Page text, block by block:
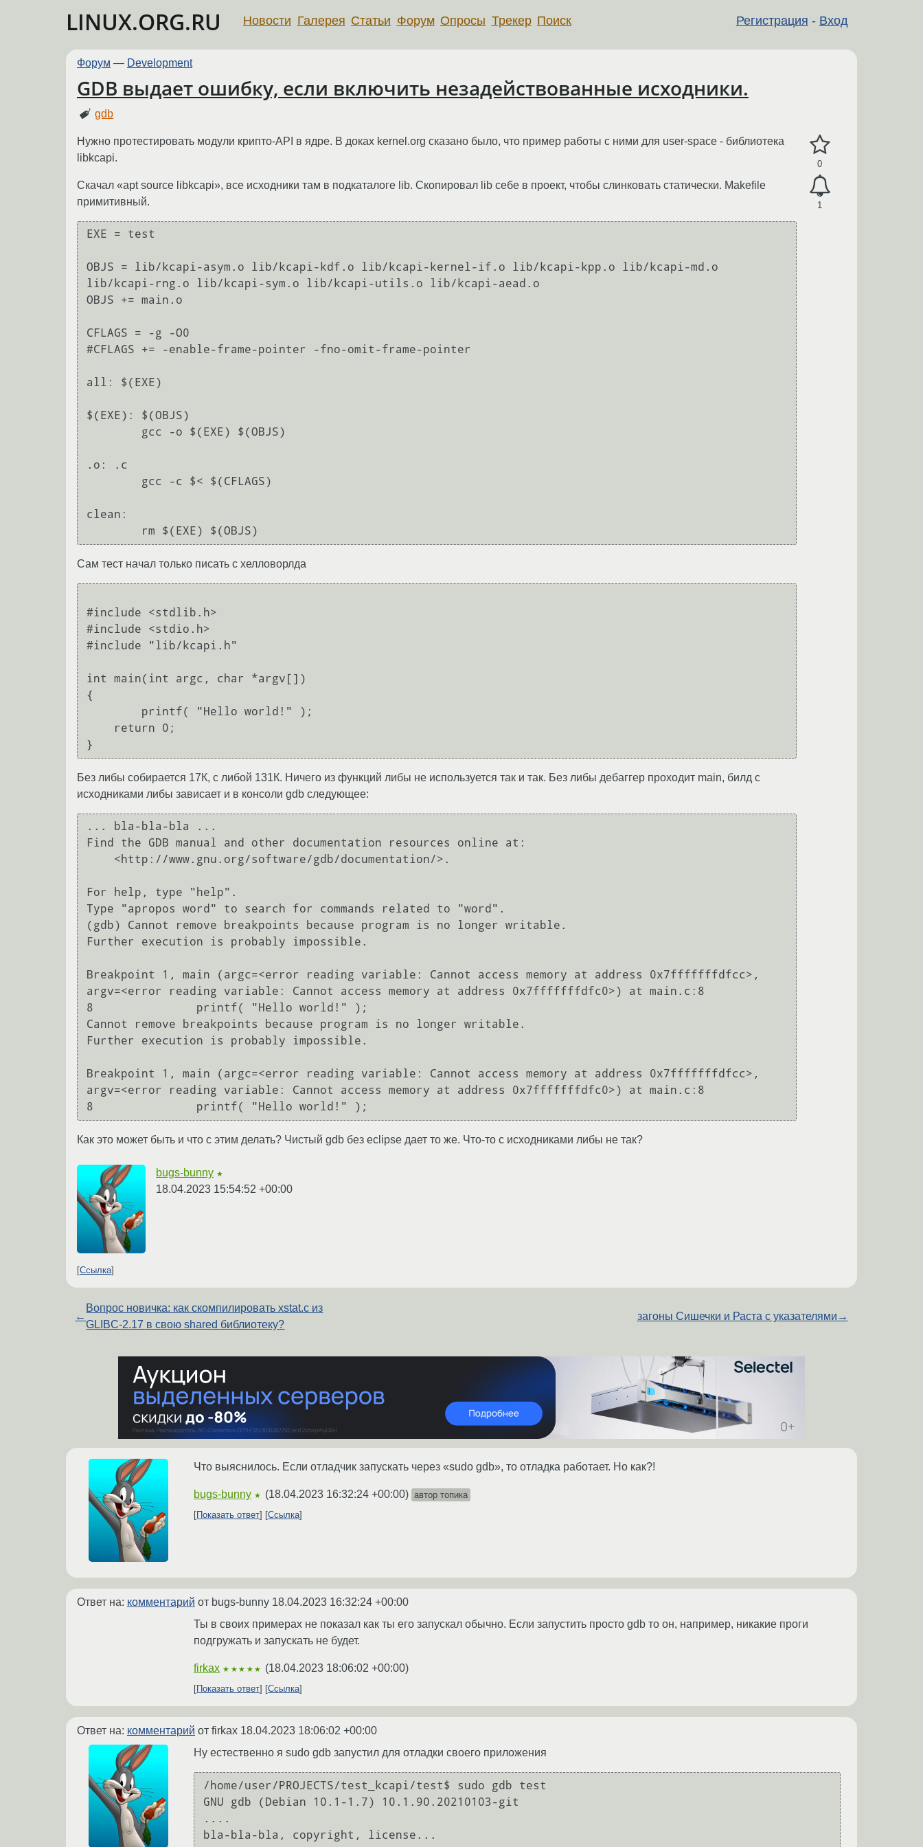
LINUX.ORG.RU Регистрация - Вход
Новости Галерея Статьи Форум Опросы Трекер Поиск
Форум — Development
GDB выдает ошибку, если включить незадействованные исходники.
gdb
0
1
Нужно протестировать модули крипто-API в ядре. В доках kernel.org сказано было, что пример работы с ними для user-space - библиотека
libkcapi.
Скачал «apt source libkcapi», все исходники там в подкаталоге lib. Скопировал lib себе в проект, чтобы слинковать статически. Makefile
примитивный.
EXE = test
OBJS = lib/kcapi-asym.o lib/kcapi-kdf.o lib/kcapi-kernel-if.o lib/kcapi-kpp.o lib/kcapi-md.o
lib/kcapi-rng.o lib/kcapi-sym.o lib/kcapi-utils.o lib/kcapi-aead.o
OBJS += main.o
CFLAGS = -g -O0
#CFLAGS += -enable-frame-pointer -fno-omit-frame-pointer
all: $(EXE)
$(EXE): $(OBJS)
.o: .c
clean:
Сам тест начал только писать с хелловорлда
#include <stdlib.h>
#include <stdio.h>
#include "lib/kcapi.h"
int main(int argc, char *argv[])
{
Без либы собирается 17К, с либой 131К. Ничего из функций либы не используется так и так. Без либы дебаггер проходит main, билд с
исходниками либы зависает и в консоли gdb следующее:
... bla-bla-bla ...
Find the GDB manual and other documentation resources online at:
For help, type "help".
Type "apropos word" to search for commands related to "word".
(gdb) Cannot remove breakpoints because program is no longer writable.
Further execution is probably impossible.
Breakpoint 1, main (argc=<error reading variable: Cannot access memory at address 0x7fffffffdfcc>,
argv=<error reading variable: Cannot access memory at address 0x7fffffffdfc0>) at main.c:8
8               printf( "Hello world!" );
Cannot remove breakpoints because program is no longer writable.
Further execution is probably impossible.
Breakpoint 1, main (argc=<error reading variable: Cannot access memory at address 0x7fffffffdfcc>,
argv=<error reading variable: Cannot access memory at address 0x7fffffffdfc0>) at main.c:8
Как это может быть и что с этим делать? Чистый gdb без eclipse дает то же. Что-то с исходниками либы не так?
bugs-bunny ★
18.04.2023 15:54:52 +00:00
Ссылка
←
Вопрос новичка: как скомпилировать xstat.c из
GLIBC-2.17 в свою shared библиотеку?
загоны Сишечки и Раста с указателями →
Что выяснилось. Если отладчик запускать через «sudo gdb», то отладка работает. Но как?!
bugs-bunny ★ (18.04.2023 16:32:24 +00:00) автор топика
Показать ответ
Ссылка
Ответ на: комментарий от bugs-bunny 18.04.2023 16:32:24 +00:00
Ты в своих примерах не показал как ты его запускал обычно. Если запустить просто gdb то он, например, никакие проги
подгружать и запускать не будет.
firkax ★★★★★ (18.04.2023 18:06:02 +00:00)
Показать ответ Ссылка
Ответ на: комментарий от firkax 18.04.2023 18:06:02 +00:00
Ну естественно я sudo gdb запустил для отладки своего приложения
/home/user/PROJECTS/test_kcapi/test$ sudo gdb test
GNU gdb (Debian 10.1-1.7) 10.1.90.20210103-git
....
bla-bla-bla, copyright, license...